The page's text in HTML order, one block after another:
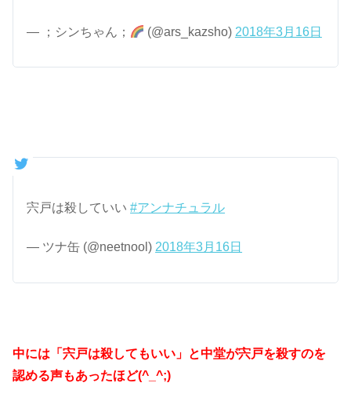
— ；シンちゃん； (@ars_kazsho) 2018年3月16日
宍戸は殺していい#アンナチュラル
— ツナ缶 (@neetnool) 2018年3月16日
中には「宍戸は殺してもいい」と中堂が宍戸を殺すのを
認める声もあったほど(^_^;)